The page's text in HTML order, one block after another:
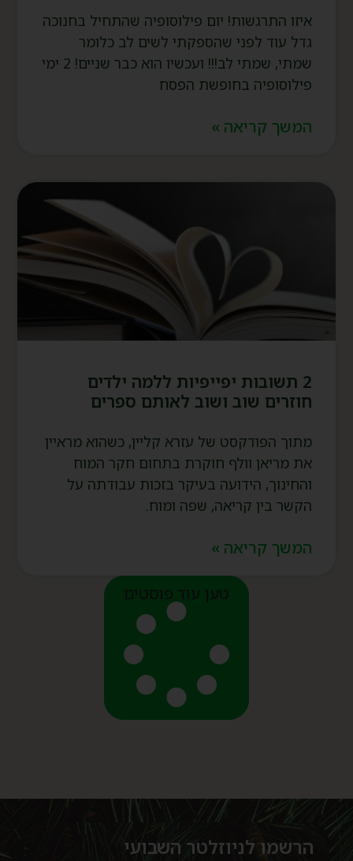
איזו התרגשות! יום פילוסופיה שהתחיל בחנוכה
גדל עוד לפני שהספקתי לשים לב כלומר
שמתי, שמתי לב!!! ועכשיו הוא כבר שניים! 2 ימי
פילוסופיה בחופשת הפסח
המשך קריאה »
2 תשובות יפייפיות ללמה ילדים
חוזרים שוב ושוב לאותם ספרים
מתוך הפודקסט של עזרא קליין, כשהוא מראיין
את מריאן וולף חוקרת בתחום חקר המוח
והחינוך, הידועה בעיקר בזכות עבודתה על
הקשר בין קריאה, שפה ומוח.
המשך קריאה »
טען עוד פוסטים
הרשמו לניוזלטר השבועי